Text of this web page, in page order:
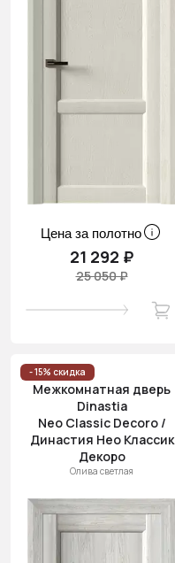
Цена за полотно
21 292 ₽
25 050 ₽
- 15% скидка
Межкомнатная дверь
Dinastia
Neo Classic Decoro /
Династия Нео Классик
Декоро
Олива светлая